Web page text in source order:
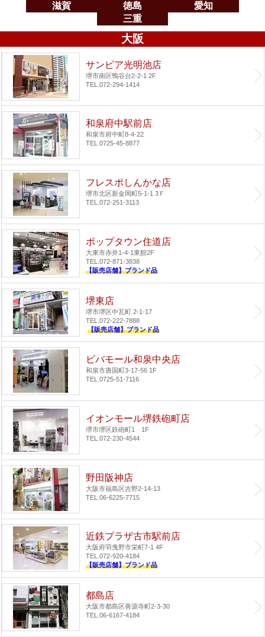
滋賀
徳島
愛知
三重
大阪
サンピア光明池店
堺市南区鴨谷台2-2-1 2F
TEL.072-294-1414
和泉府中駅前店
和泉市府中町8-4-22
TEL.0725-45-8877
フレスポしんかな店
堺市北区新金岡町5-1-1 3Ｆ
TEL.072-251-3113
ポップタウン住道店
大東市赤井1-4-1東館2F
TEL.072-871-3838
【販売店舗】ブランド品
堺東店
堺市堺区中瓦町 2-1-17
TEL.072-222-7888
【販売店舗】ブランド品
ビバモール和泉中央店
和泉市唐国町3-17-56 1F
TEL.0725-51-7116
イオンモール堺鉄砲町店
堺市堺区鉄砲町1 1F
TEL.072-230-4544
野田阪神店
大阪市福島区吉野2-14-13
TEL.06-6225-7715
近鉄プラザ古市駅前店
大阪府羽曳野市栄町7-1 4F
TEL.072-920-4184
【販売店舗】ブランド品
都島店
大阪市都島区善源寺町2-3-30
TEL.06-6167-4184